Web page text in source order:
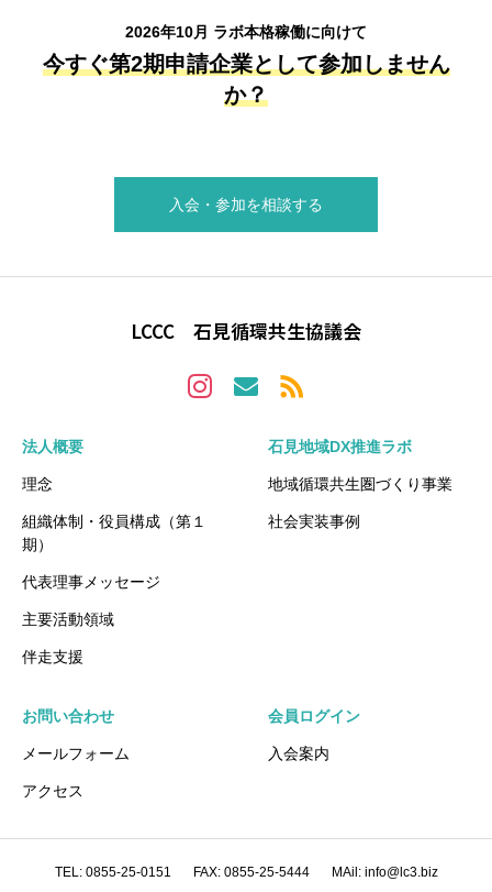
2026年10月 ラボ本格稼働に向けて
今すぐ第2期申請企業として参加しません
か？
入会・参加を相談する
LCCC 石見循環共生協議会
法人概要
理念
組織体制・役員構成（第１
期）
代表理事メッセージ
主要活動領域
伴走支援
石見地域DX推進ラボ
地域循環共生圏づくり事業
社会実装事例
お問い合わせ
メールフォーム
アクセス
会員ログイン
入会案内
TEL: 0855-25-0151 FAX: 0855-25-5444 MAil: info@lc3.biz